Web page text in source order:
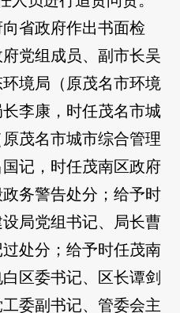
省政府作出书面检
党组成员、副市长吴
境局（原茂名市环境
李康，时任茂名市城
茂名市城市综合管理
记，时任茂南区政府
务警告处分；给予时
局党组书记、局长曹
处分；给予时任茂南
区委书记、区长谭剑
委副书记、管委会主